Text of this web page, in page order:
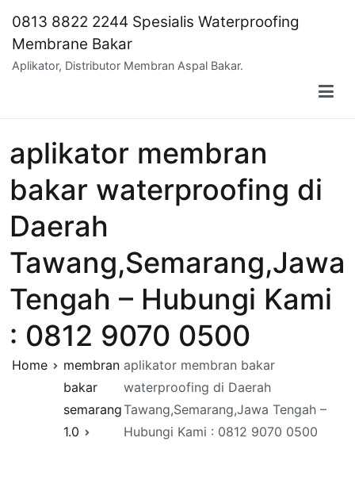
content
0813 8822 2244 Spesialis Waterproofing
Membrane Bakar
Aplikator, Distributor Membran Aspal Bakar.
aplikator membran
bakar waterproofing di
Daerah
Tawang,Semarang,Jawa
Tengah – Hubungi Kami
: 0812 9070 0500
Home
membran
bakar
semarang
1.0
aplikator membran bakar
waterproofing di Daerah
Tawang,Semarang,Jawa Tengah –
Hubungi Kami : 0812 9070 0500